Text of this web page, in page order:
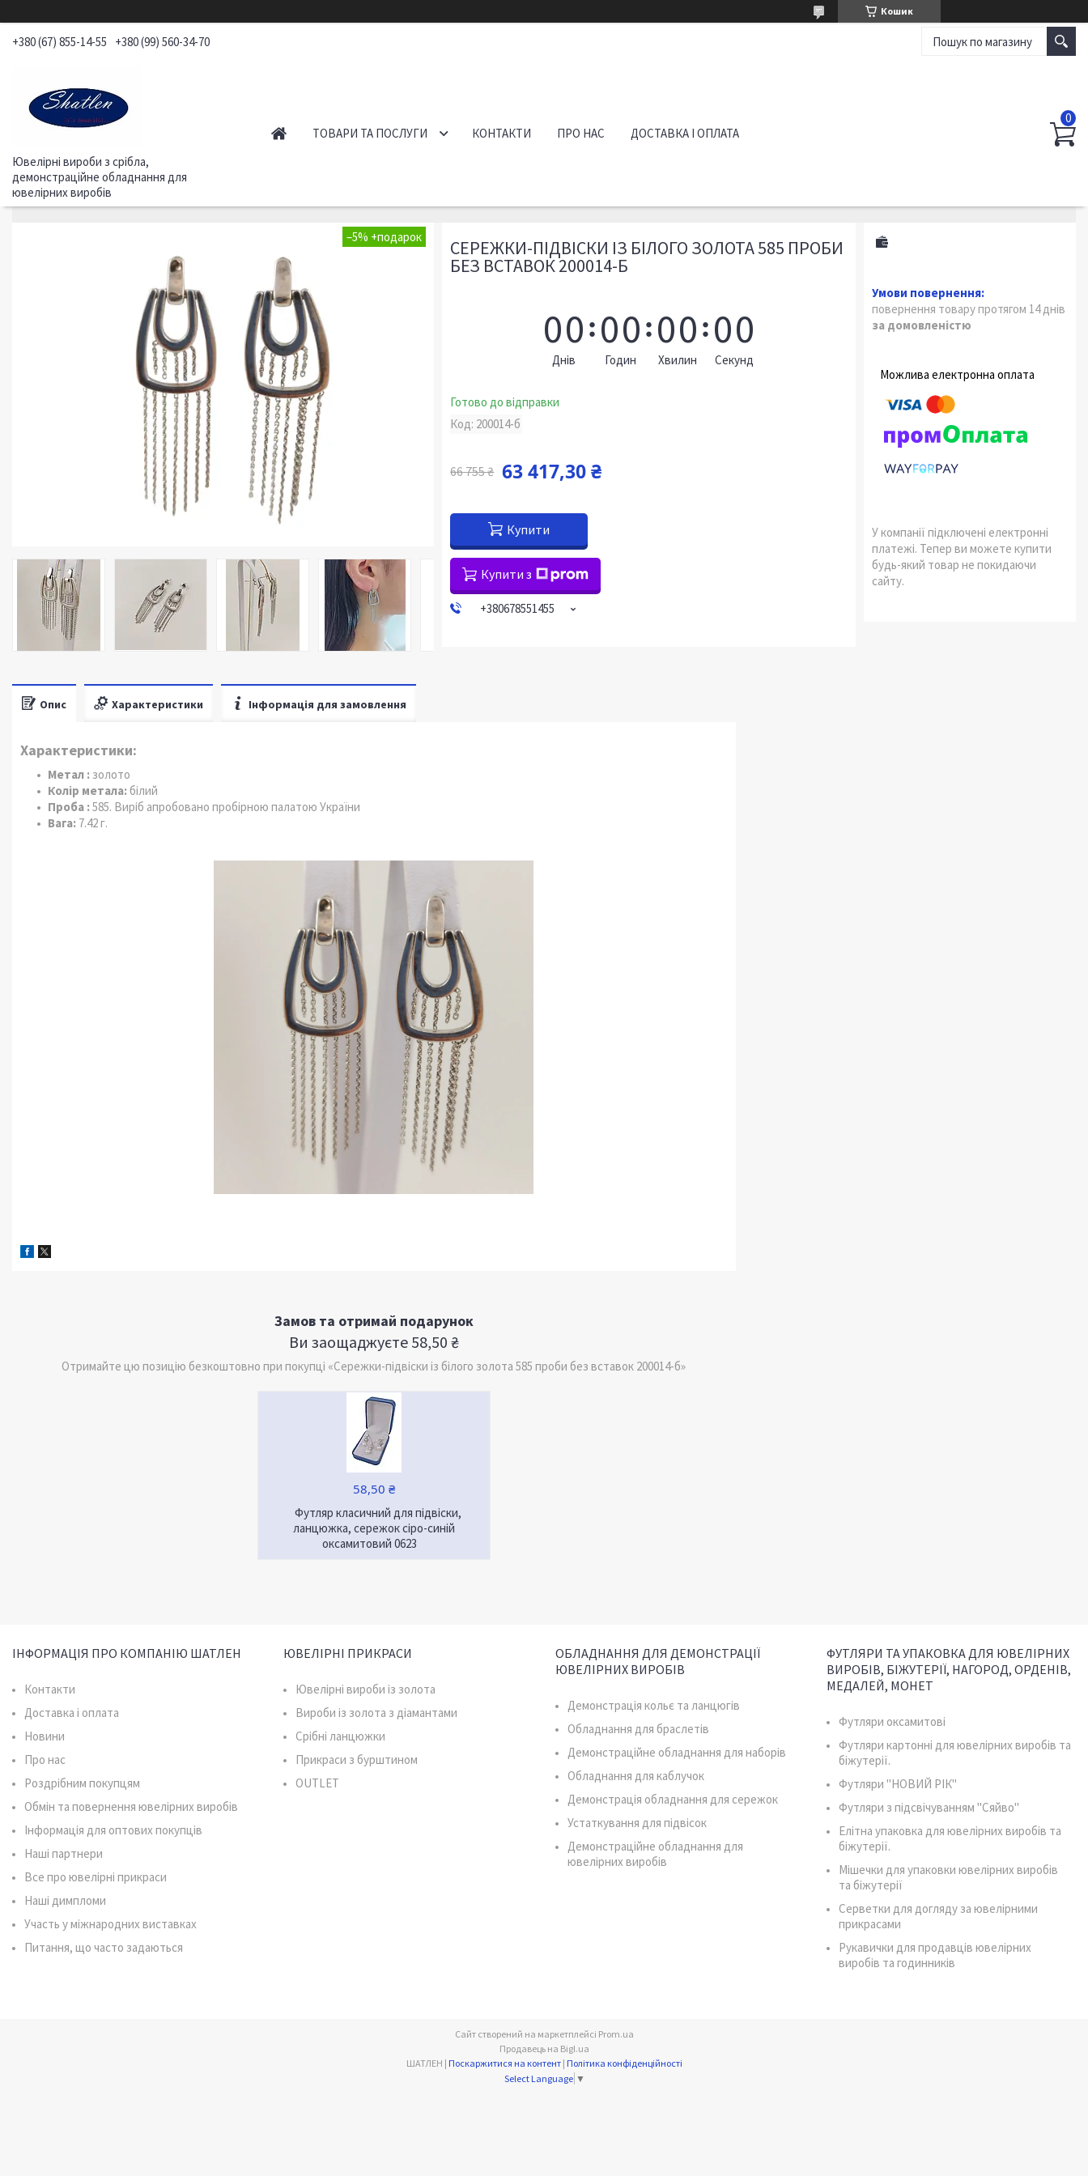
Кошик
+380 (67) 855-14-55 +380 (99) 560-34-70
Ювелірні вироби з срібла,
демонстраційне обладнання для
ювелірних виробів
ТОВАРИ ТА ПОСЛУГИ КОНТАКТИ ПРО НАС ДОСТАВКА І ОПЛАТА
–5% СЕРЕЖКИ-ПІДВІСКИ ІЗ БІЛОГО ЗОЛОТА 585 ПРОБИ
БЕЗ ВСТАВОК 200014-Б
00
Днів
00
Годин
00
Хвилин
00
Секунд
Готово до відправки
Код: 200014-б
66 755 ₴ 63 417,30 ₴
Купити
Купити з
+380678551455
повернення товару протягом 14 днів
за домовленістю
У компанії підключені електронні
платежі. Тепер ви можете купити
будь-який товар не покидаючи
сайту.
Опис Характеристики Інформація для замовлення
Характеристики:
Метал : золото
Колір метала: білий
Проба : 585. Виріб апробовано пробірною палатою України
Вага: 7.42 г.
Замов та отримай подарунок
Ви заощаджуєте 58,50 ₴
Отримайте цю позицію безкоштовно при покупці «Сережки-підвіски із білого золота 585 проби без вставок 200014-б»
58,50 ₴
Футляр класичний для підвіски,
ланцюжка, сережок сіро-синій
оксамитовий 0623
ІНФОРМАЦІЯ ПРО КОМПАНІЮ ШАТЛЕН
Контакти
Доставка і оплата
Новини
Про нас
Роздрібним покупцям
Обмін та повернення ювелірних виробів
Інформація для оптових покупців
Наші партнери
Все про ювелірні прикраси
Наші димпломи
Участь у міжнародних виставках
Питання, що часто задаються
ЮВЕЛІРНІ ПРИКРАСИ
Ювелірні вироби із золота
Вироби із золота з діамантами
Срібні ланцюжки
Прикраси з бурштином
OUTLET
ОБЛАДНАННЯ ДЛЯ ДЕМОНСТРАЦІЇ
ЮВЕЛІРНИХ ВИРОБІВ
Демонстрація кольє та ланцюгів
Обладнання для браслетів
Демонстраційне обладнання для наборів
Обладнання для каблучок
Демонстрація обладнання для сережок
Устаткування для підвісок
Демонстраційне обладнання для
ювелірних виробів
ФУТЛЯРИ ТА УПАКОВКА ДЛЯ ЮВЕЛІРНИХ
ВИРОБІВ, БІЖУТЕРІЇ, НАГОРОД, ОРДЕНІВ,
МЕДАЛЕЙ, МОНЕТ
Футляри оксамитові
Футляри картонні для ювелірних виробів та
біжутерії.
Футляри "НОВИЙ РІК"
Футляри з підсвічуванням "Сяйво"
Елітна упаковка для ювелірних виробів та
біжутерії.
Мішечки для упаковки ювелірних виробів
та біжутерії
Серветки для догляду за ювелірними
прикрасами
Рукавички для продавців ювелірних
виробів та годинників
Сайт створений на маркетплейсі Prom.ua
Продавець на Bigl.ua
ШАТЛЕН | Поскаржитися на контент | Політика конфіденційності
Select Language ▼